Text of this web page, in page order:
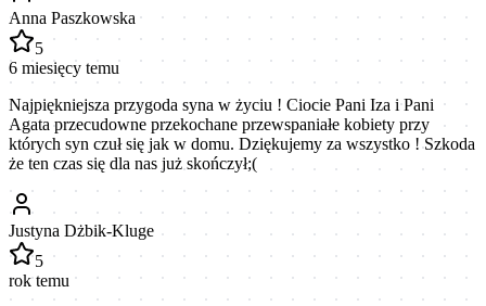
Anna Paszkowska
5
6 miesięcy temu
Najpiękniejsza przygoda syna w życiu ! Ciocie Pani Iza i Pani
Agata przecudowne przekochane przewspaniałe kobiety przy
których syn czuł się jak w domu. Dziękujemy za wszystko ! Szkoda
że ten czas się dla nas już skończył;(
Justyna Dżbik-Kluge
5
rok temu